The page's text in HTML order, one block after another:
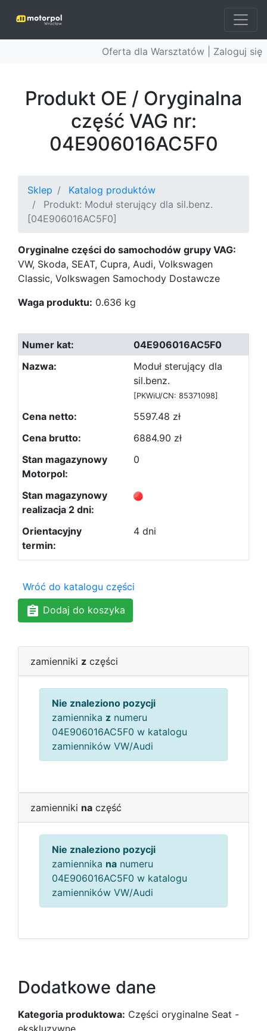
Oferta dla Warsztatów | Zaloguj się
Produkt OE / Oryginalna
część VAG nr:
04E906016AC5F0
Sklep
Katalog produktów
Produkt: Moduł sterujący dla sil.benz.
[04E906016AC5F0]
Oryginalne części do samochodów grupy VAG:
VW, Skoda, SEAT, Cupra, Audi, Volkswagen
Classic, Volkswagen Samochody Dostawcze
Waga produktu: 0.636 kg
04E906016AC5F0
Moduł sterujący dla
sil.benz.
[PKWiU/CN: 85371098]
5597.48 zł
6884.90 zł
0
4 dni
Wróć do katalogu części
Dodaj do koszyka
zamienniki z części
Nie znaleziono pozycji
zamiennika z numeru
04E906016AC5F0 w katalogu
zamienników VW/Audi
zamienniki na część
Nie znaleziono pozycji
zamiennika na numeru
04E906016AC5F0 w katalogu
zamienników VW/Audi
Dodatkowe dane
Kategoria produktowa: Części oryginalne Seat -
ekskluzywne